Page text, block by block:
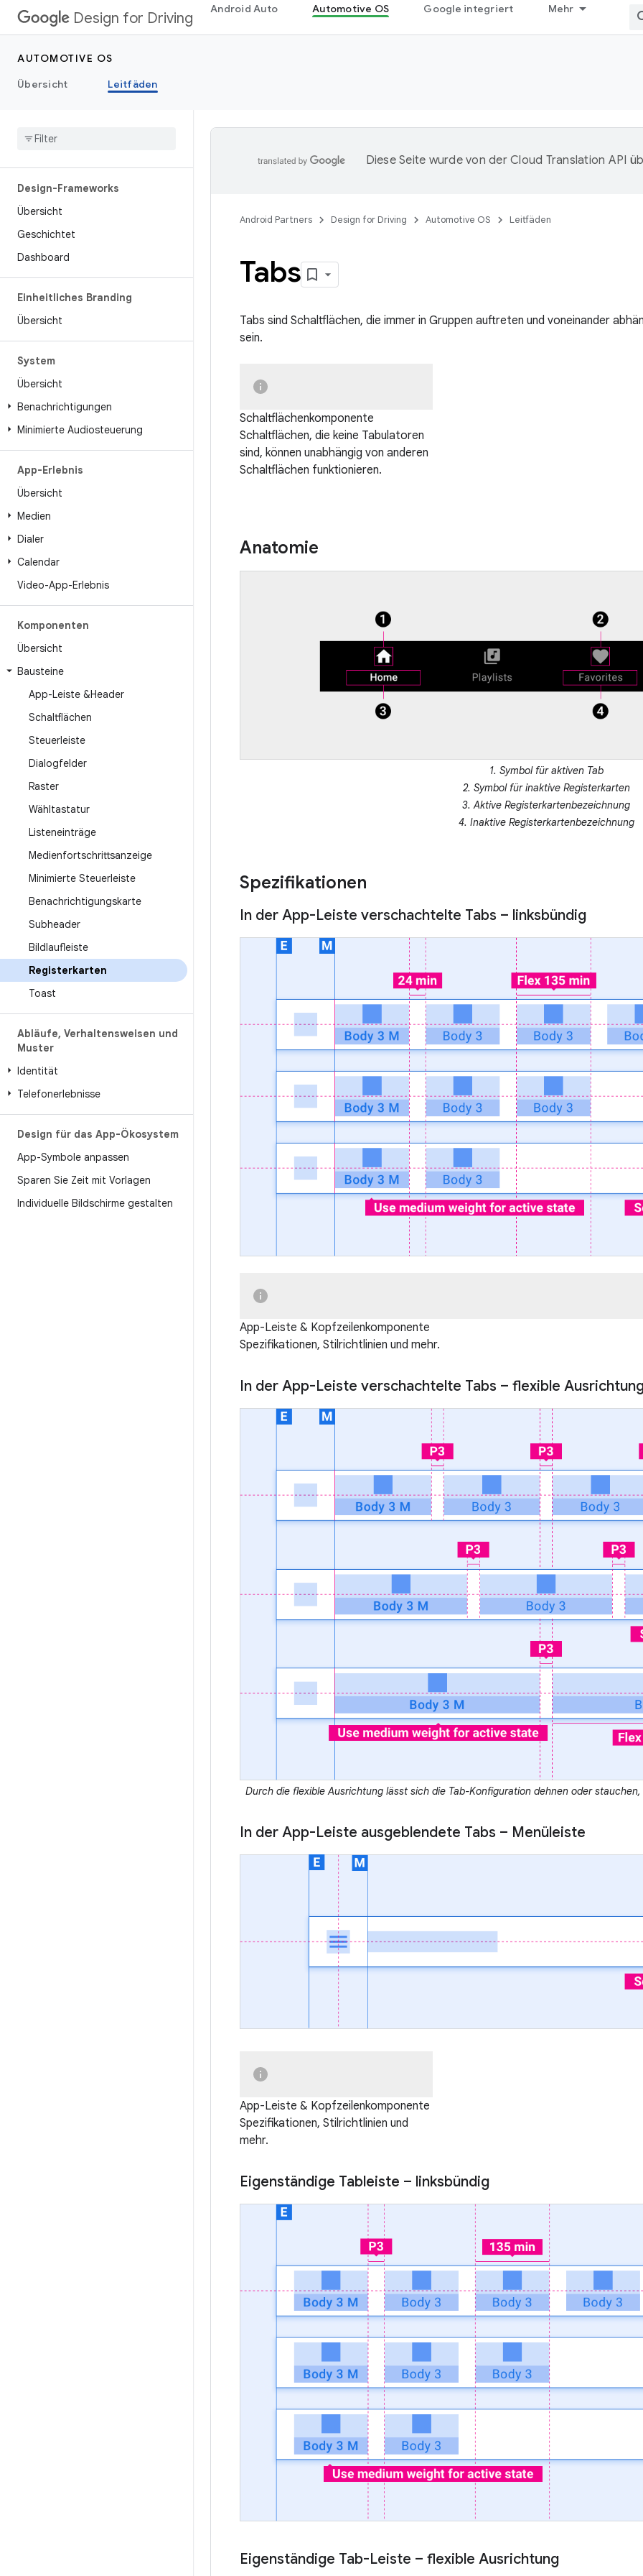
Design for Driving
Android Auto Automotive OS Google integriert Mehr
AUTOMOTIVE OS
Übersicht
Leitfäden
Design-Frameworks
Übersicht
Geschichtet
Dashboard
Einheitliches Branding
Übersicht
System
Übersicht
Benachrichtigungen
Minimierte Audiosteuerung
App-Erlebnis
Übersicht
Medien
Dialer
Calendar
Video-App-Erlebnis
Komponenten
Übersicht
Bausteine
App-Leiste &Header
Schaltflächen
Steuerleiste
Dialogfelder
Raster
Wähltastatur
Listeneinträge
Medienfortschrittsanzeige
Minimierte Steuerleiste
Benachrichtigungskarte
Subheader
Bildlaufleiste
Registerkarten
Toast
Abläufe, Verhaltensweisen und
Muster
Identität
Telefonerlebnisse
Design für das App-Ökosystem
App-Symbole anpassen
Sparen Sie Zeit mit Vorlagen
Individuelle Bildschirme gestalten
Diese Seite wurde von derCloud Translation API
Android Partners Design for Driving Automotive OS Leitfäden
Tabs
Tabs sind Schaltflächen, die immer in Gruppen auftreten und voneinander
sein.
Schaltflächenkomponente
Schaltflächen, die keine Tabulatoren
sind, können unabhängig von anderen
Schaltflächen funktionieren.
Anatomie
1. Symbol für aktiven Tab
2. Symbol für inaktive Registerkarten
3. Aktive Registerkartenbezeichnung
4. Inaktive Registerkartenbezeichnung
Spezifikationen
In der App-Leiste verschachtelte Tabs – linksbündig
App-Leiste & Kopfzeilenkomponente
Spezifikationen, Stilrichtlinien und mehr.
In der App-Leiste verschachtelte Tabs – flexible
Durch die flexible Ausrichtung lässt sich die Tab-Konfiguration dehnen oder
In der App-Leiste ausgeblendete Tabs – Menüleiste
App-Leiste & Kopfzeilenkomponente
Spezifikationen, Stilrichtlinien und
mehr.
Eigenständige Tableiste – linksbündig
Eigenständige Tab-Leiste – flexible Ausrichtung